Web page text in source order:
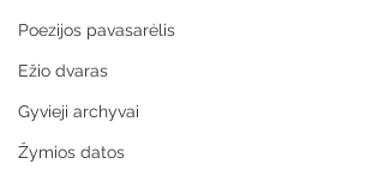
Poezijos pavasarėlis
Ežio dvaras
Gyvieji archyvai
Žymios datos